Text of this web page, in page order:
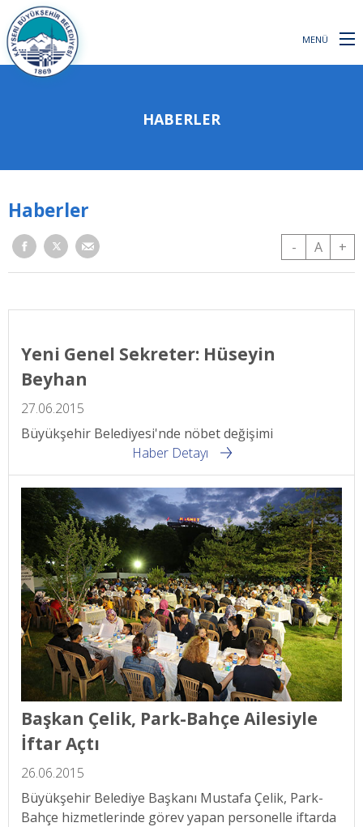
MENÜ
HABERLER
Haberler
- A +
Yeni Genel Sekreter: Hüseyin
Beyhan
27.06.2015
Büyükşehir Belediyesi'nde nöbet değişimi
Haber Detayı
Başkan Çelik, Park-Bahçe Ailesiyle
İftar Açtı
26.06.2015
Büyükşehir Belediye Başkanı Mustafa Çelik, Park-
Bahçe hizmetlerinde görev yapan personelle iftarda